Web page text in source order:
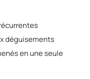
déguisements
en une seule